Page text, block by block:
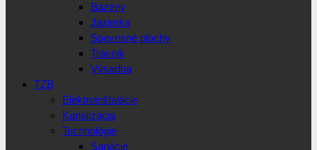
Bazény
Jazierka
Spevnené plochy
Trávnik
Výsadba
TZB
Elektroinštalácie
Kanalizácia
Technológie
Sanácie